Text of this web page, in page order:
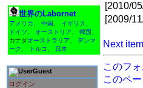
世界のLabornet
アメリカ 中国 イギリス
ドイツ
オーストリア 韓国
カナダオーストラリア
デンマ
ーク
トルコ 日本
Guest
ログイン
[2010/
[2009/
Next
このフ
このペ